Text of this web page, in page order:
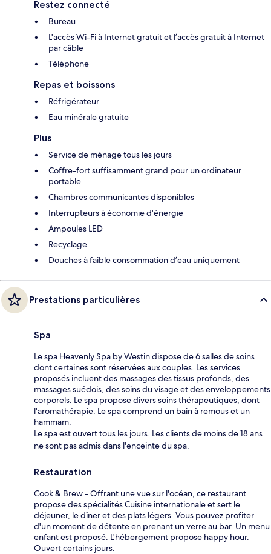
Restez connecté
Bureau
L'accès Wi-Fi à Internet gratuit et l’accès gratuit à Internet
par câble
Téléphone
Repas et boissons
Réfrigérateur
Eau minérale gratuite
Plus
Service de ménage tous les jours
Coffre-fort suffisamment grand pour un ordinateur
portable
Chambres communicantes disponibles
Interrupteurs à économie d'énergie
Ampoules LED
Recyclage
Douches à faible consommation d’eau uniquement
Prestations particulières
Spa
Le spa Heavenly Spa by Westin dispose de 6 salles de soins
dont certaines sont réservées aux couples. Les services
proposés incluent des massages des tissus profonds, des
massages suédois, des soins du visage et des enveloppements
corporels. Le spa propose divers soins thérapeutiques, dont
l'aromathérapie. Le spa comprend un bain à remous et un
hammam.
Le spa est ouvert tous les jours. Les clients de moins de 18 ans
ne sont pas admis dans l'enceinte du spa.
Restauration
Cook & Brew - Offrant une vue sur l'océan, ce restaurant
propose des spécialités Cuisine internationale et sert le
déjeuner, le dîner et des plats légers. Vous pouvez profiter
d'un moment de détente en prenant un verre au bar. Un menu
enfant est proposé. L'hébergement propose happy hour.
Ouvert certains jours.